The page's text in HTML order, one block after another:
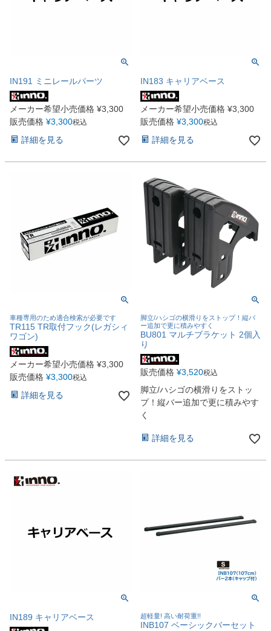
IN191 ミニレールパーツ
メーカー希望小売価格 ¥3,300
販売価格 ¥3,300税込
詳細を見る
IN183 キャリアベース
メーカー希望小売価格 ¥3,300
販売価格 ¥3,300税込
詳細を見る
車種専用のため適合検索が必要です
TR115 TR取付フック(レガシィ
ワゴン)
メーカー希望小売価格 ¥3,300
販売価格 ¥3,300税込
詳細を見る
脚立/ハシゴの横滑りをストップ！縦バ
ー追加で更に積みやすく
BU801 マルチブラケット 2個入
り
販売価格 ¥3,520税込
脚立/ハシゴの横滑りをストッ
プ！縦バー追加で更に積みやす
く
詳細を見る
IN189 キャリアベース 超軽量! 高い耐荷重!!
INB107 ベーシックバーセット